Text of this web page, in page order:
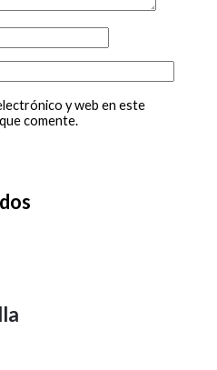
y web en este
comente.